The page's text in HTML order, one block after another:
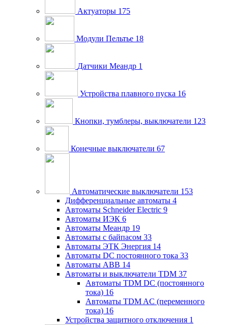
Актуаторы 175
Модули Пельтье 18
Датчики Меандр 1
Устройства плавного пуска 16
Кнопки, тумблеры, выключатели 123
Конечные выключатели 67
Автоматические выключатели 153
Дифференциальные автоматы 4
Автоматы Schneider Electric 9
Автоматы ИЭК 6
Автоматы Меандр 19
Автоматы с байпасом 33
Автоматы ЭТК Энергия 14
Автоматы DC постоянного тока 33
Автоматы ABB 14
Автоматы и выключатели TDM 37
Автоматы TDM DC (постоянного
тока) 16
Автоматы TDM AC (переменного
тока) 16
Устройства защитного отключения 1